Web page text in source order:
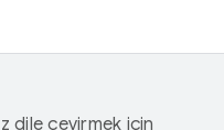
dile çevirmek için